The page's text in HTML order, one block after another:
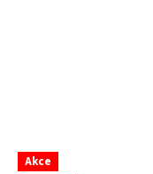
n Akce